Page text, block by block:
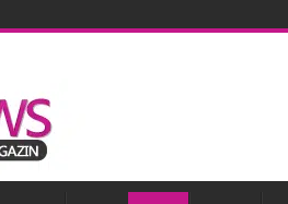
2026 um 20 Prozent steigen
Top-Modell
vermutete AirPods mit Kameras sollen bereits
Umsatzes im 2. Quartal